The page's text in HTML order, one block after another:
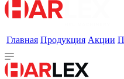
Главная Продукция Акции